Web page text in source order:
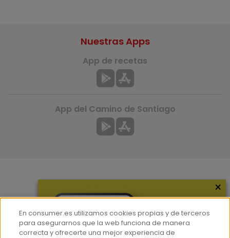
Hemeroteca
Nuestras Apps
App de recetas
App del Camino de Santiago
×
En consumer.es utilizamos cookies propias y de terceros
para asegurarnos que la web funciona de manera
correcta y ofrecerte una mejor experiencia de